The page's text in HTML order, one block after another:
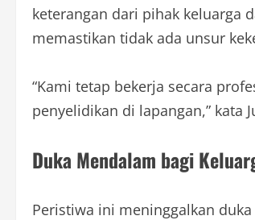
keterangan dari pihak keluarga
memastikan tidak ada unsur
“Kami tetap bekerja secara
penyelidikan di lapangan,” kata
Duka Mendalam bagi
Peristiwa ini meninggalkan